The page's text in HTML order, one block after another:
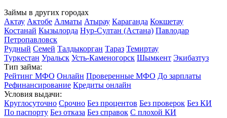
Займы в других городах
Актау Актобе Алматы Атырау Караганда Кокшетау
Костанай Кызылорда Нур-Султан (Астана) Павлодар
Петропавловск
Рудный Семей Талдыкорган Тараз Темиртау
Туркестан Уральск Усть-Каменогорск Шымкент Экибазтуз
Тип займа:
Рейтинг МФО Онлайн Проверенные МФО До зарплаты
Рефинансирование Кредиты онлайн
Условия выдачи:
Круглосуточно Срочно Без процентов Без проверок Без КИ
По паспорту Без отказа Без справок С плохой КИ